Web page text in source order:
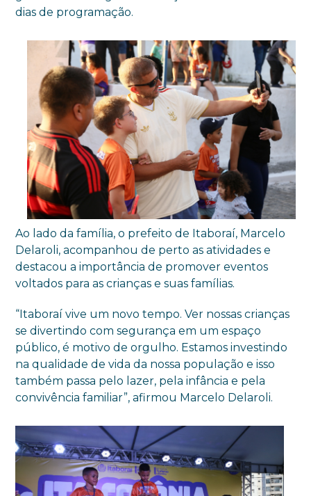
dias de programação.
Ao lado da família, o prefeito de Itaboraí, Marcelo
Delaroli, acompanhou de perto as atividades e
destacou a importância de promover eventos
voltados para as crianças e suas famílias.
“Itaboraí vive um novo tempo. Ver nossas crianças
se divertindo com segurança em um espaço
público, é motivo de orgulho. Estamos investindo
na qualidade de vida da nossa população e isso
também passa pelo lazer, pela infância e pela
convivência familiar”, afirmou Marcelo Delaroli.